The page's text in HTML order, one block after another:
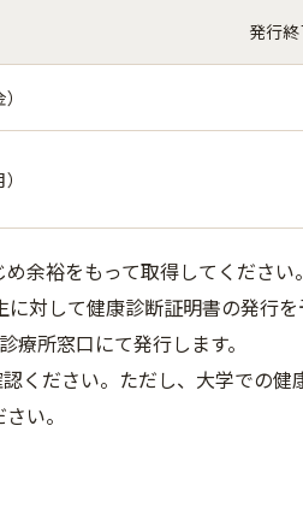
発行終
余裕をもって取得してください。
対して健康診断証明書の発行
所窓口にて発行します。
ください。ただし、大学での
い。